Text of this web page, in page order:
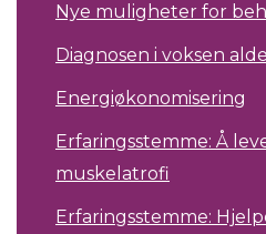
Nye muligheter for
Diagnosen i voksen
Energiøkonomisering
Erfaringsstemme: Å
muskelatrofi
Erfaringsstemme: